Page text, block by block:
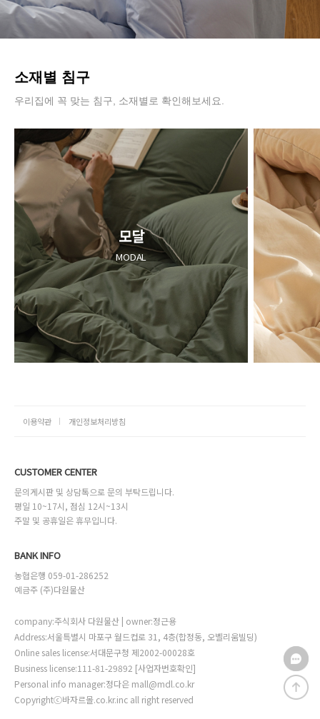
소재별 침구
우리집에 꼭 맞는 침구, 소재별로 확인해보세요.
모달
MODAL
이용약관 개인정보처리방침
CUSTOMER CENTER
문의게시판 및 상담톡으로 문의 부탁드립니다.
평일 10~17시, 점심 12시~13시
주말 및 공휴일은 휴무입니다.
BANK INFO
농협은행 059-01-286252
예금주 (주)다원물산
company:주식회사 다원물산 | owner:정근용
Address:서울특별시 마포구 월드컵로 31, 4층(합정동, 오벨리움빌딩)
Online sales license:서대문구청 제2002-00028호
Business license:111-81-29892 [사업자번호확인]
Personal info manager:정다은 mall@mdl.co.kr
Copyrightⓒ바자르몰.co.kr.inc all right reserved